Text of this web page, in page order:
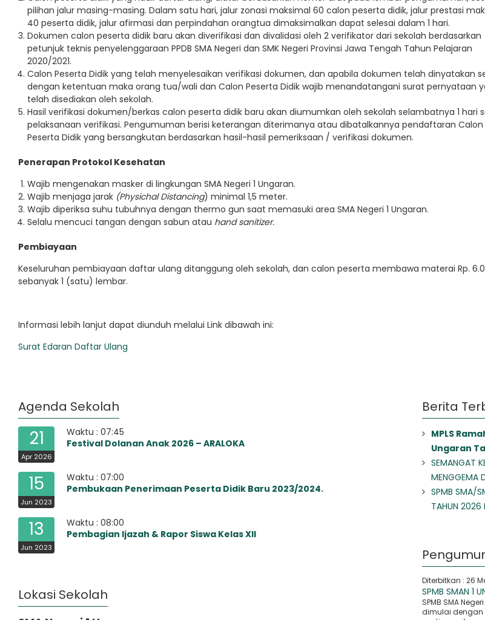
pilihan jalur masing-masing. Dalam satu hari, jalur zonasi maksimal 60 calon peserta didik, jalur prestasi
40 peserta didik, jalur afirmasi dan perpindahan orangtua dimaksimalkan dapat selesai dalam 1 hari.
Dokumen calon peserta didik baru akan diverifikasi dan divalidasi oleh 2 verifikator dari sekolah berdasarkan
petunjuk teknis penyelenggaraan PPDB SMA Negeri dan SMK Negeri Provinsi Jawa Tengah Tahun Pelajaran
2020/2021.
Calon Peserta Didik yang telah menyelesaikan verifikasi dokumen, dan apabila dokumen telah dinyatakan
dengan ketentuan maka orang tua/wali dan Calon Peserta Didik wajib menandatangani surat pernyataan
telah disediakan oleh sekolah.
Hasil verifikasi dokumen/berkas calon peserta didik baru akan diumumkan oleh sekolah selambatnya 1 hari
pelaksanaan verifikasi. Pengumuman berisi keterangan diterimanya atau dibatalkannya pendaftaran Calon
Peserta Didik yang bersangkutan berdasarkan hasil-hasil pemeriksaan / verifikasi dokumen.
Penerapan Protokol Kesehatan
Wajib mengenakan masker di lingkungan SMA Negeri 1 Ungaran.
Wajib menjaga jarak (Physichal Distancing) minimal 1,5 meter.
Wajib diperiksa suhu tubuhnya dengan thermo gun saat memasuki area SMA Negeri 1 Ungaran.
Selalu mencuci tangan dengan sabun atau hand sanitizer.
Pembiayaan
Keseluruhan pembiayaan daftar ulang ditanggung oleh sekolah, dan calon peserta membawa materai Rp.
sebanyak 1 (satu) lembar.
Informasi lebih lanjut dapat diunduh melalui Link dibawah ini:
Surat Edaran Daftar Ulang
Agenda Sekolah
21
Apr 2026
Waktu : 07:45
Festival Dolanan Anak 2026 – ARALOKA
15
Jun 2023
Waktu : 07:00
Pembukaan Penerimaan Peserta Didik Baru 2023/2024.
13
Jun 2023
Waktu : 08:00
Pembagian Ijazah & Rapor Siswa Kelas XII
Lokasi Sekolah
Berita
MPLS
Ungaran
SEMANGAT
MENGGEMA
SPMB SMA/
TAHUN 2026
Diterbitkan : 26
SPMB SMAN 1
SPMB SMA
dimulai